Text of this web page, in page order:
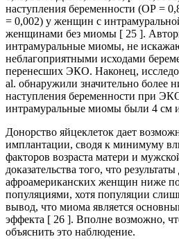
наступления беременности (ОР =
= 0,002) у женщин с
женщинами без миомы [ 25 ].
интрамуральные миомы, не
неблагоприятными исходами
перенесших ЭКО. Наконец,
al. обнаружили значительно более
наступления беременности при ЭКО
интрамуральные миомы были 4 см
Донорство яйцеклеток дает
имплантации, сводя к минимуму
факторов возраста матери и
доказательства того, что
афроамериканских женщин ниже
популяциями, хотя популяции
вывод, что миома является
эффекта [ 26 ]. Вполне возможно,
объяснить это наблюдение.